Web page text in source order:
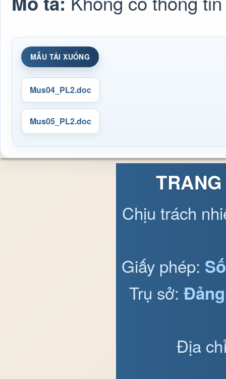
MẪU TẢI XUỐNG
Mus04_PL2.doc
Mus05_PL2.doc
Chịu trách
Giấy phép:
Trụ sở:
Địa